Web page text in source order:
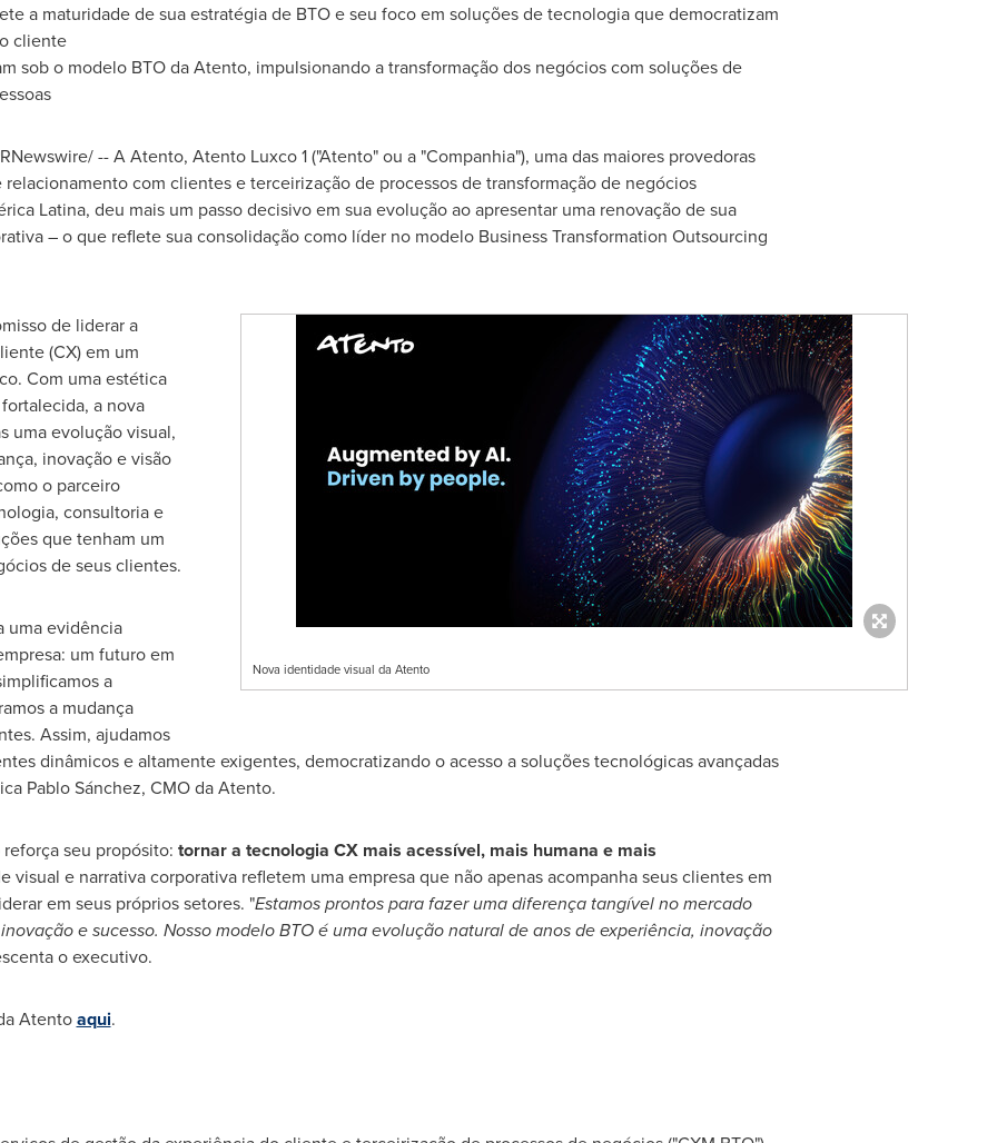
a maturidade de sua estratégia de BTO e seu foco em soluções de tecnologia que democratizam
cliente
sob o modelo BTO da Atento, impulsionando a transformação dos negócios com soluções de
-- A Atento, Atento Luxco 1 ("Atento" ou a "Companhia"), uma das maiores provedoras
com clientes e terceirização de processos de transformação de negócios
Latina, deu mais um passo decisivo em sua evolução ao apresentar uma renovação de sua
– o que reflete sua consolidação como líder no modelo Business Transformation Outsourcing
Nova identidade visual da Atento
de liderar a
(CX) em um
Com uma estética
a nova
uma evolução visual,
inovação e visão
o parceiro
consultoria e
que tenham um
de seus clientes.
uma evidência
um futuro em
a
a mudança
Assim, ajudamos
dinâmicos e altamente exigentes, democratizando o acesso a soluções tecnológicas avançadas
Pablo Sánchez, CMO da Atento.
seu propósito: tornara tecnologia CX mais acessível, mais humana e mais
visual e narrativa corporativa refletem uma empresa que não apenas acompanha seus clientes em
em seus próprios setores. "Estamos prontos para fazer uma diferença tangível no mercado
e sucesso. Nosso modelo BTO é uma evolução natural de anos de experiência, inovação
o executivo.
Atentoaqui.